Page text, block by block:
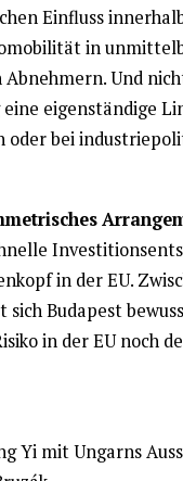
Einfluss
in
Und
eigenständige
oder bei
in der EU.
Budapest
in der EU noch
Yi mit Ungarns